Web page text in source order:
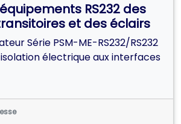
RS232 des
et des éclairs
Série PSM-ME-RS232/RS232
électrique aux interfaces